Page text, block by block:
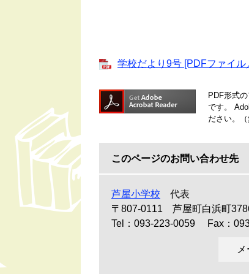
学校だより9号 [PDFファイル
PDF形式
です。
ださい。（
このページのお問い合わせ先
芦屋小学校
代表
〒807-0111
芦屋町白浜町
Tel：093-223-0059
Fax：